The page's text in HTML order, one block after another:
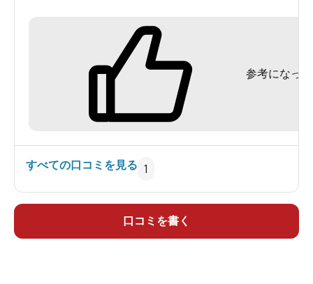
看板もなく場所が分かりにくいのですが、「第一
幾品川橋梁」という石のアーチ橋の近くで、国道
244号線沿いにある2本の白いドラム缶の門柱が目
印です。砂利道を100m程進んだ広い駐車スペース
には、簡易トイレもあります。
協力金200円は、入口からすぐ右側下のドラム缶を
棚にプラ籠が置かれた脱衣場には、ドライヤーな
参考になった
すべての口コミを見る 1
口コミを書く